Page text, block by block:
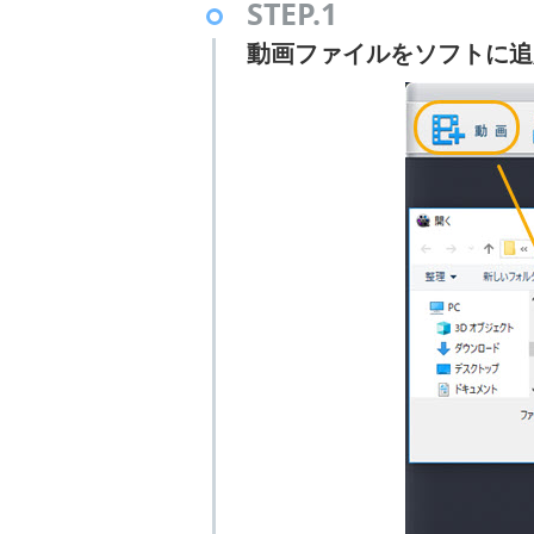
STEP.1
動画ファイルをソフトに